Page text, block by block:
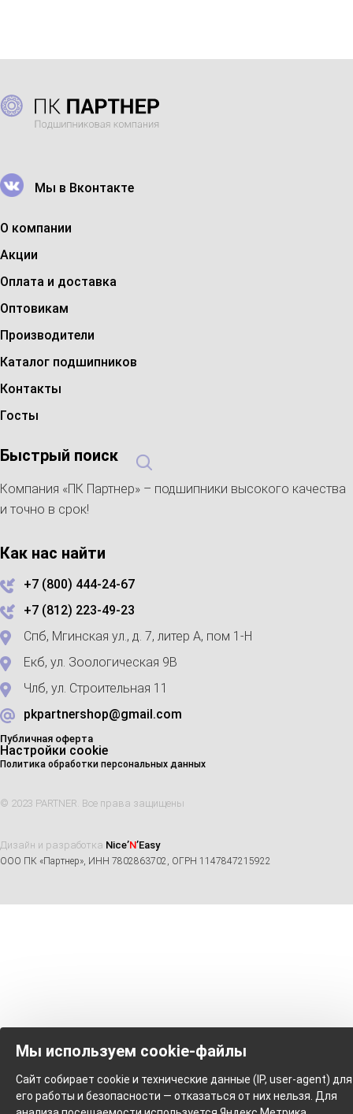
Мы в Вконтакте
О компании
Акции
Оплата и доставка
Оптовикам
Производители
Каталог подшипников
Контакты
Госты
Быстрый поиск
Компания «ПК Партнер» – подшипники высокого качества
и точно в срок!
Как нас найти
+7 (800) 444-24-67
+7 (812) 223-49-23
Спб, Мгинская ул., д. 7, литер А, пом 1-Н
Екб, ул. Зоологическая 9В
Члб, ул. Строительная 11
pkpartnershop@gmail.com
Публичная оферта
Настройки cookie
Политика обработки персональных данных
© 2023 PARTNER. Все права защищены
Дизайн и разработка Nice’N’Easy
ООО ПК «Партнер», ИНН 7802863702, ОГРН 1147847215922
Мы используем cookie-файлы
Сайт собирает cookie и технические данные (IP, user-agent) для
его работы и безопасности — отказаться от них нельзя. Для